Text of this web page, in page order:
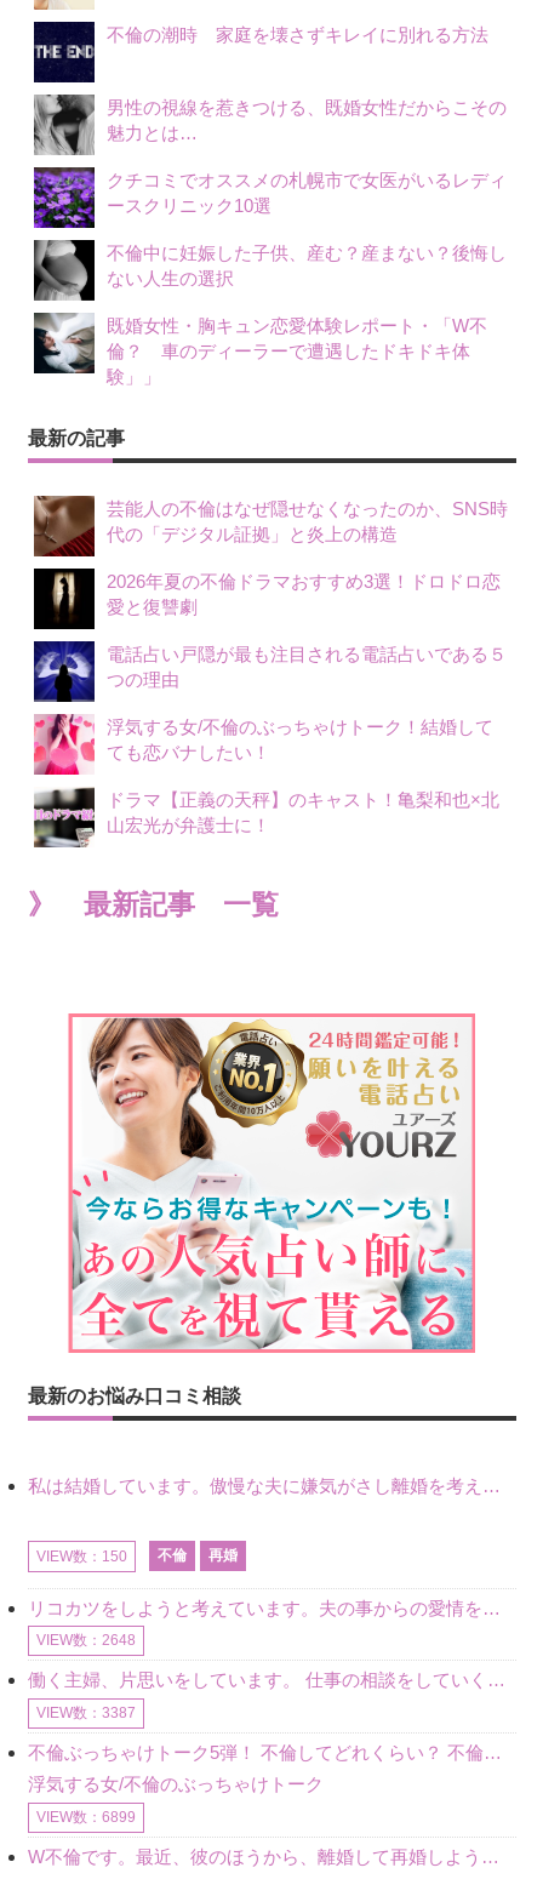
不倫の潮時 家庭を壊さずキレイに別れる方法
男性の視線を惹きつける、既婚女性だからこその
魅力とは…
クチコミでオススメの札幌市で女医がいるレディ
ースクリニック10選
不倫中に妊娠した子供、産む？産まない？後悔し
ない人生の選択
既婚女性・胸キュン恋愛体験レポート・「W不
倫？ 車のディーラーで遭遇したドキドキ体
験」」
最新の記事
芸能人の不倫はなぜ隠せなくなったのか、SNS時
代の「デジタル証拠」と炎上の構造
2026年夏の不倫ドラマおすすめ3選！ドロドロ恋
愛と復讐劇
電話占い戸隠が最も注目される電話占いである５
つの理由
浮気する女/不倫のぶっちゃけトーク！結婚して
ても恋バナしたい！
ドラマ【正義の天秤】のキャスト！亀梨和也×北
山宏光が弁護士に！
》 最新記事 一覧
最新のお悩み口コミ相談
私は結婚しています。傲慢な夫に嫌気がさし離婚を考えていたときに、彼と出会いました。彼には恋人がいましたが、話をするうちに、夫とのことを相談するようにな
VIEW数：150 不倫 再婚
リコカツをしようと考えています。夫の事からの愛情を全く感じません。子供がいるので、子供が成長するまではと我慢しています。 まず、お金が必要だと考え、仕事の量も増やしました。ところが、夫は働かず、結局は
VIEW数：2648
働く主婦、片思いをしています。 仕事の相談をしていくうちに、彼のことを好きになりました。私には夫も子供もいます。不倫をしているわけでもなく、もちろん、この気持ちは誰にも話していません。 ラインをする関
VIEW数：3387
不倫ぶっちゃけトーク5弾！ 不倫してどれくらい？ 不倫のあれこれを、なんでもどうぞ♪♪
浮気する女/不倫のぶっちゃけトーク
VIEW数：6899
W不倫です。最近、彼のほうから、離婚して再婚しよう、と言ってきました。ハッキリいうと、そこまでは考えていませんでした。彼を好きな気持ちはあるし、彼なしの生活は考えられません。だけど、離婚して再婚すると